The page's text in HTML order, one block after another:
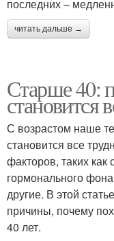
последних –
читать дальше →
Старше 40:
становится
С возрастом наше
становится все
факторов, таких
гормонального
другие. В этой
причины, почему
40 лет.